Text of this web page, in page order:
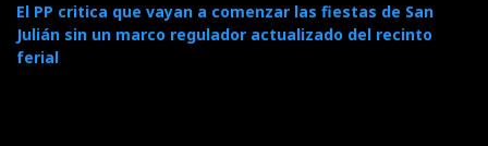
El PP critica que vayan a comenzar las fiestas de San
Julián sin un marco regulador actualizado del recinto
ferial